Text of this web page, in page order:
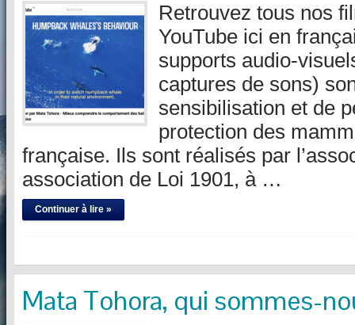
Retrouvez tous nos
YouTube ici en
supports audio-
captures de sons)
sensibilisation et de
protection des
française. Ils sont réalisés par
association de Loi 1901, à …
Continuer à lire »
Mata Tohora, qui sommes-